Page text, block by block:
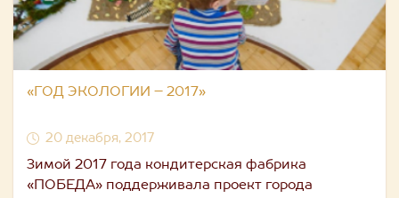
«ГОД ЭКОЛОГИИ – 2017»
20 декабря, 2017
Зимой 2017 года кондитерская фабрика
«ПОБЕДА» поддерживала проект города